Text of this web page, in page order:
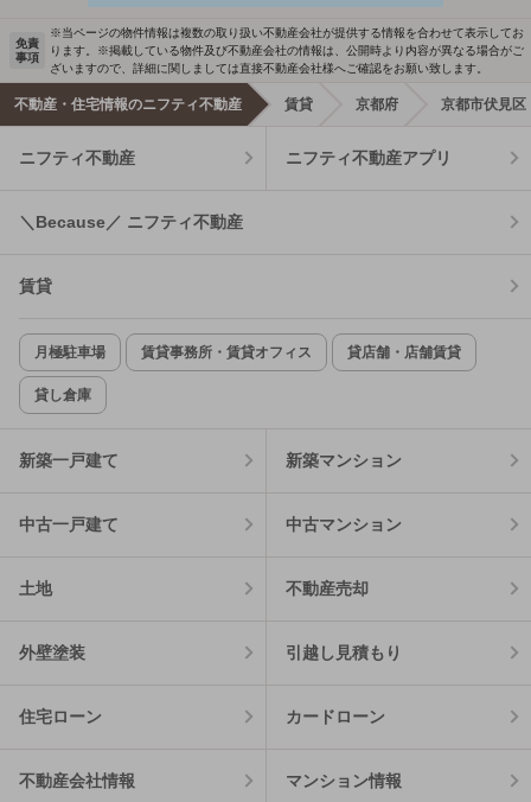
免責
事項
※当ページの物件情報は複数の取り扱い不動産会社が提供する情報を合わせて表示してお
ります。※掲載している物件及び不動産会社の情報は、公開時より内容が異なる場合がご
ざいますので、詳細に関しましては直接不動産会社様へご確認をお願い致します。
不動産・住宅情報のニフティ不動産 賃貸 京都府 京都市伏見区
ニフティ不動産 ニフティ不動産アプリ
＼Because／ ニフティ不動産
賃貸
月極駐車場 賃貸事務所・賃貸オフィス 貸店舗・店舗賃貸
貸し倉庫
新築一戸建て 新築マンション
中古一戸建て 中古マンション
土地 不動産売却
外壁塗装 引越し見積もり
住宅ローン カードローン
不動産会社情報 マンション情報